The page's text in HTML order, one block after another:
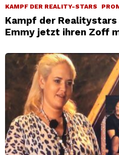
KAMPF DER REALITY-STARS
Kampf der
Emmy jetzt ihren Zoff